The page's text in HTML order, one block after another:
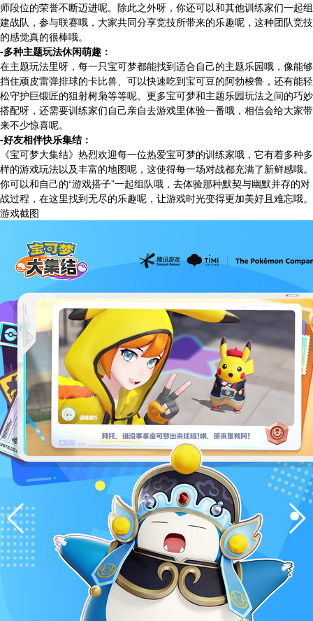
师段位的荣誉不断迈进呢。除此之外呀，你还可以和其他训练家们一起组
建战队，参与联赛哦，大家共同分享竞技所带来的乐趣呢，这种团队竞技
的感觉真的很棒哦。
-多种主题玩法休闲萌趣：
在主题玩法里呀，每一只宝可梦都能找到适合自己的主题乐园哦，像能够
挡住顽皮雷弹排球的卡比兽、可以快速吃到宝可豆的阿勃梭鲁，还有能轻
松守护巨锻匠的狙射树枭等等呢。更多宝可梦和主题乐园玩法之间的巧妙
搭配呀，还需要训练家们自己亲自去游戏里体验一番哦，相信会给大家带
来不少惊喜呢。
-好友相伴快乐集结：
《宝可梦大集结》热烈欢迎每一位热爱宝可梦的训练家哦，它有着多种多
样的游戏玩法以及丰富的地图呢，这使得每一场对战都充满了新鲜感哦。
你可以和自己的“游戏搭子”一起组队哦，去体验那种默契与幽默并存的对
战过程，在这里找到无尽的乐趣呢，让游戏时光变得更加美好且难忘哦。
游戏截图